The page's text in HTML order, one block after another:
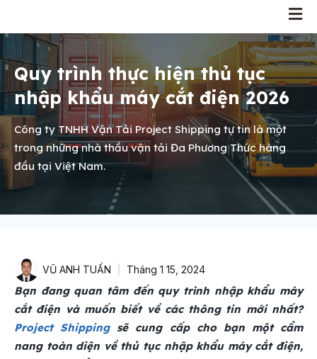
Quy trình thực hiện thủ tục
nhập khẩu máy cắt điện 2026
Công ty TNHH Vận Tải Project Shipping tự tin là một
trong những nhà thầu vận tải Đa Phương Thức hàng
đầu tại Việt Nam.
VŨ ANH TUẤN Tháng 1 15, 2024
Bạn đang quan tâm đến quy trình nhập khẩu máy
cắt điện và muốn biết về các thông tin mới nhất?
Project Shippingsẽ cung cấp cho bạn một cẩm
nang toàn diện về thủ tục nhập khẩu máy cắt điện,